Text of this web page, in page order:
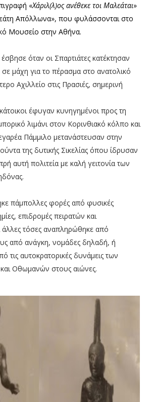
«Χάριλ(λ)ος ανέθεκε τοι Μαλεάται»
Απόλλωνα», που φυλάσσονται στο
Μουσείο στην Αθήνα.
όταν οι Σπαρτιάτες κατέκτησαν
σε μάχη για το πέρασμα στο ανατολικό
Αχιλλείο στις Πρασιές, σημερινή
έφυγαν κυνηγημένοι προς τη
λιμάνι στον Κορινθιακό κόλπο και
Πάμμιλο μετανάστευσαν στην
της δυτικής Σικελίας όπου ίδρυσαν
αυτή πολιτεία με καλή γειτονία των
πάμπολλες φορές από φυσικές
επιδρομές πειρατών και
άλλες τόσες αναπληρώθηκε από
από ανάγκη, νομάδες δηλαδή, ή
τις αυτοκρατορικές δυνάμεις των
Οθωμανών στους αιώνες.